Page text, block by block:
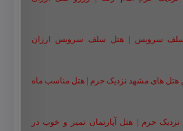
سلف سرویس | هتل سلف سرویس ارزان
هتل های مشهد نزدیک حرم | هتل مناسب ماه
نزدیک حرم | هتل آپارتمان تمیز و خوب در